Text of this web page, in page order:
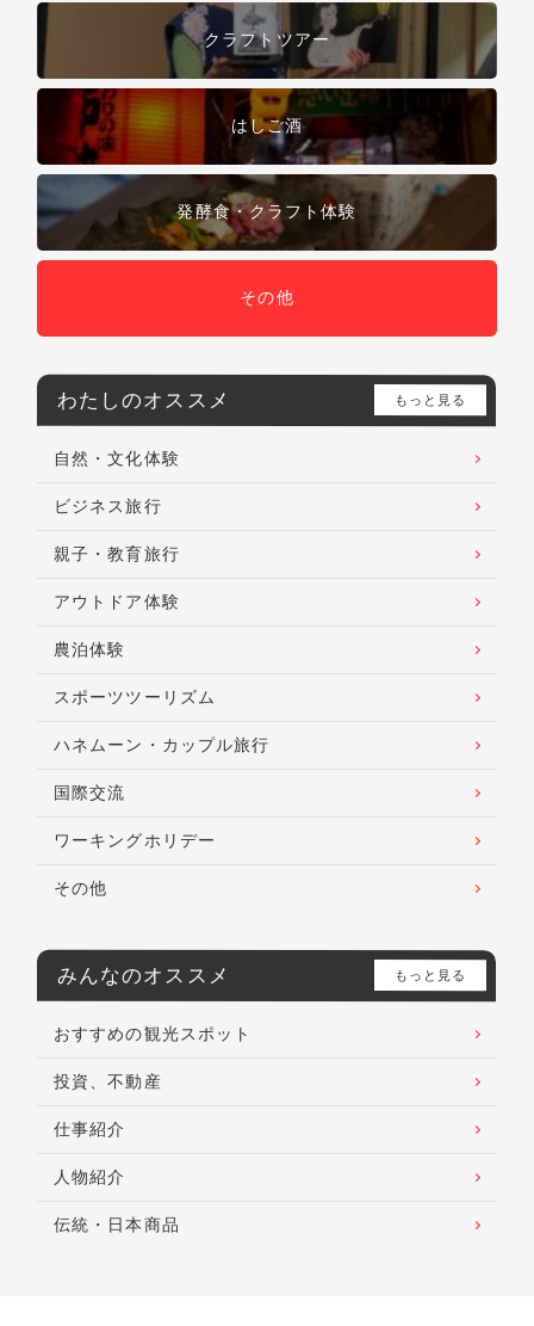
クラフトツアー
はしご酒
発酵食・クラフト体験
その他
わたしのオススメ もっと見る
自然・文化体験
ビジネス旅行
親子・教育旅行
アウトドア体験
農泊体験
スポーツツーリズム
ハネムーン・カップル旅行
国際交流
ワーキングホリデー
その他
みんなのオススメ もっと見る
おすすめの観光スポット
投資、不動産
仕事紹介
人物紹介
伝統・日本商品